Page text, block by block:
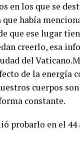
en los que se
que había
que ese lugar
creerlo, esa
del
de la energía
cuerpos
constante.
probarlo en el